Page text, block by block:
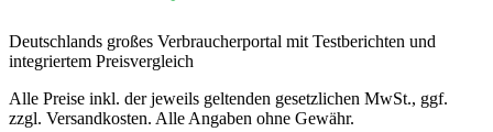
Deutschlands großes Verbraucherportal mit Testberichten und
integriertem Preisvergleich
Alle Preise inkl. der jeweils geltenden gesetzlichen MwSt., ggf.
zzgl. Versandkosten. Alle Angaben ohne Gewähr.